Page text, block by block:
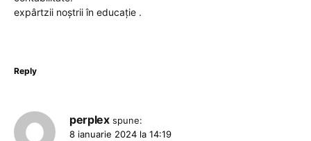
expârtzii noștrii în educație .
Reply
perplex spune:
8 ianuarie 2024 la 14:19